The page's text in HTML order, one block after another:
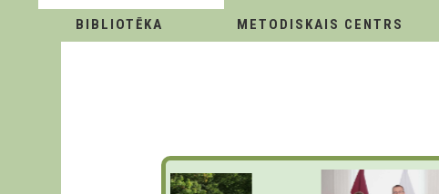
BIBLIOTĒKA
METODISKAIS CENTRS